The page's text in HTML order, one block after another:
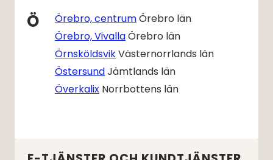
Ö Örebro, centrumÖrebro län
Örebro, VivallaÖrebro län
ÖrnsköldsvikVästernorrlands län
ÖstersundJämtlands län
Överkalix Norrbottens län